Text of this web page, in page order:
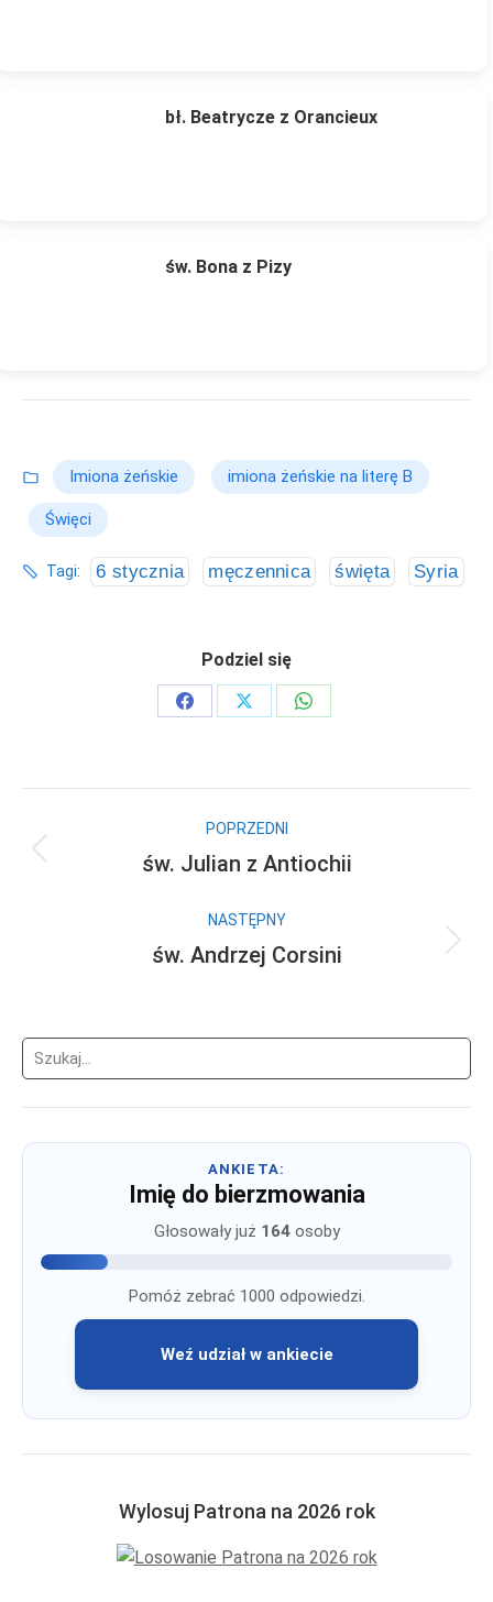
bł. Beatrycze z Orancieux
św. Bona z Pizy
Imiona żeńskie imiona żeńskie na literę B
Święci
Tagi: 6 stycznia męczennica święta Syria
Podziel się
Share
Share
Share
wpisów
POPRZEDNI
Poprzedni
św. Julian z Antiochii
NASTĘPNY
Następny
św. Andrzej Corsini
Szukaj
ANKIETA:
Imię do bierzmowania
Głosowały już 164osoby
Pomóż zebrać 1000 odpowiedzi.
Weź udział w ankiecie
Wylosuj Patrona na 2026 rok